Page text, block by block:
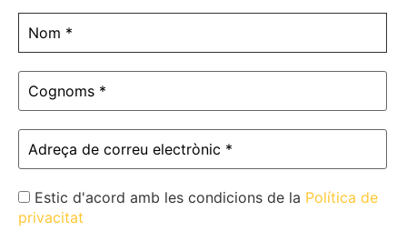
Estic d'acord amb les condicions de la Política de
privacitat